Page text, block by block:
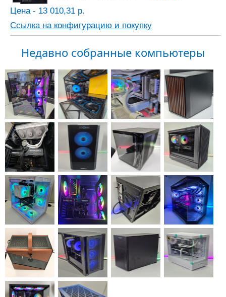
Цена - 13 010,31 р.
Ссылка на конфигурацию и покупку
Недавно собранные компьютеры